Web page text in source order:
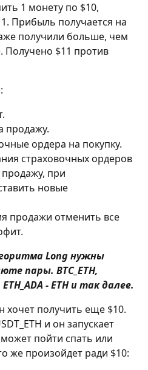
1 монету по $10,
Прибыль получается на
получили больше, чем
Получено $11 против
продажу.
ордера на покупку.
страховочных ордеров
при
новые
продажи отменить все
Long нужны
пары. BTC_ETH,
ETH_ADA - ETH и так далее.
хочет получить еще $10.
и он запускает
пойти спать или
же произойдет ради $10: